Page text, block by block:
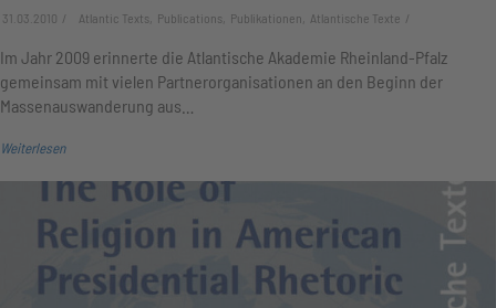
31.03.2010 Atlantic Texts, Publications, Publikationen, Atlantische Texte
Im Jahr 2009 erinnerte die Atlantische Akademie Rheinland-Pfalz
gemeinsam mit vielen Partnerorganisationen an den Beginn der
Massenauswanderung aus…
Weiterlesen